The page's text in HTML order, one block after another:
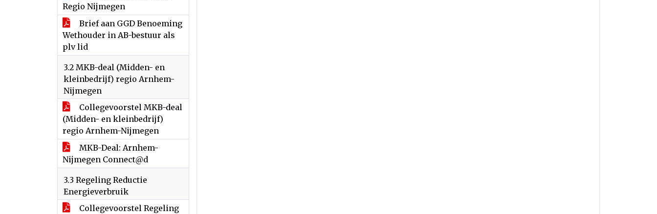
Regio Nijmegen
Brief aan GGD Benoeming
Wethouder in AB-bestuur als
plv lid
3.2 MKB-deal (Midden- en
kleinbedrijf) regio Arnhem-
Nijmegen
Collegevoorstel MKB-deal
(Midden- en kleinbedrijf)
regio Arnhem-Nijmegen
MKB-Deal: Arnhem-
Nijmegen Connect@d
3.3 Regeling Reductie
Energieverbruik
Collegevoorstel Regeling